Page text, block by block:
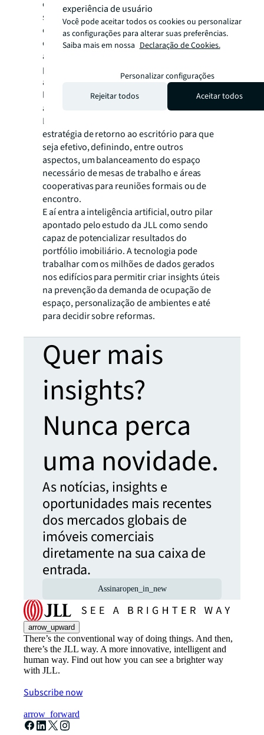
considerando também as expectativas de
seus empregados. Uma consultoria
especializada pode dar suporte operacional
e tático aos clientes em renegociação de
aluguéis, busca de novos espaços e no
planejamento, contratação e gestão de toda
a necessidade de serviços de manutenção,
limpeza, energia até a oferta de bebidas e
alimentação.
Pode, ainda, participar do planejamento da
estratégia de retorno ao escritório para que
seja efetivo, definindo, entre outros
aspectos, um balanceamento do espaço
necessário de mesas de trabalho e áreas
cooperativas para reuniões formais ou de
encontro.
E aí entra a inteligência artificial, outro pilar
apontado pelo estudo da JLL como sendo
capaz de potencializar resultados do
portfólio imobiliário. A tecnologia pode
trabalhar com os milhões de dados gerados
nos edifícios para permitir criar insights úteis
na prevenção da demanda de ocupação de
espaço, personalização de ambientes e até
para decidir sobre reformas.
Quer mais
insights?
Nunca perca
uma novidade.
As notícias, insights e
oportunidades mais recentes
dos mercados globais de
imóveis comerciais
diretamente na sua caixa de
entrada.
Assinaropen_in_new
arrow_upward
There’s the conventional way of doing things. And then,
there’s the JLL way. A more innovative, intelligent and
human way. Find out how you can see a brighter way
with JLL.
Subscribe now
arrow_forward
experiência de usuário
Você pode aceitar todos os cookies ou personalizar
as configurações para alterar suas preferências.
Saiba mais em nossa Declaração de Cookies.
Personalizar configurações
Rejeitar todos
Aceitar todos